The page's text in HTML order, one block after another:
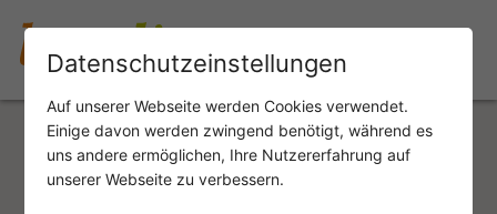
Passwort vergessen?
Datenschutzeinstellungen
Auf unserer Webseite werden Cookies verwendet.
Einige davon werden zwingend benötigt, während es
uns andere ermöglichen, Ihre Nutzererfahrung auf
unserer Webseite zu verbessern.